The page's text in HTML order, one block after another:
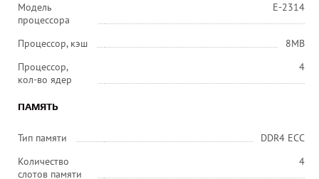
Модель
процессора
E-2314
Процессор, кэш
8MB
Процессор,
кол-во ядер
4
ПАМЯТЬ
Тип памяти
DDR4 ECC
Количество
слотов памяти
4